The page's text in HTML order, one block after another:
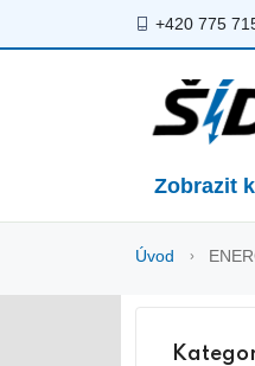
+420 775
Zobrazit
Úvod